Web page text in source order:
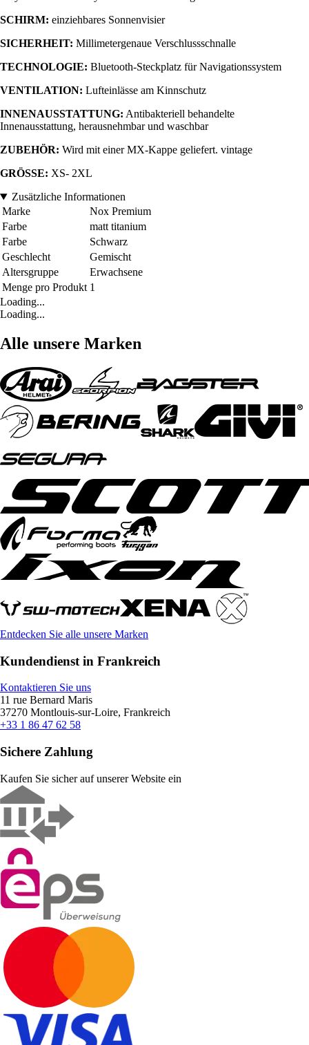
SCHIRM: einziehbares Sonnenvisier
SICHERHEIT: Millimetergenaue Verschlussschnalle
TECHNOLOGIE: Bluetooth-Steckplatz für Navigationssystem
VENTILATION: Lufteinlässe am Kinnschutz
INNENAUSSTATTUNG: Antibakteriell behandelte
Innenausstattung, herausnehmbar und waschbar
ZUBEHÖR: Wird mit einer MX-Kappe geliefert. vintage
GRÖSSE: XS- 2XL
Zusätzliche Informationen
Marke
Nox Premium
Farbe
matt titanium
Farbe
Schwarz
Geschlecht
Gemischt
Altersgruppe
Erwachsene
Menge pro Produkt 1
Loading...
Loading...
Alle unsere Marken
Entdecken Sie alle unsere Marken
Kundendienst in Frankreich
Kontaktieren Sie uns
11 rue Bernard Maris
37270 Montlouis-sur-Loire, Frankreich
+33 1 86 47 62 58
Sichere Zahlung
Kaufen Sie sicher auf unserer Website ein